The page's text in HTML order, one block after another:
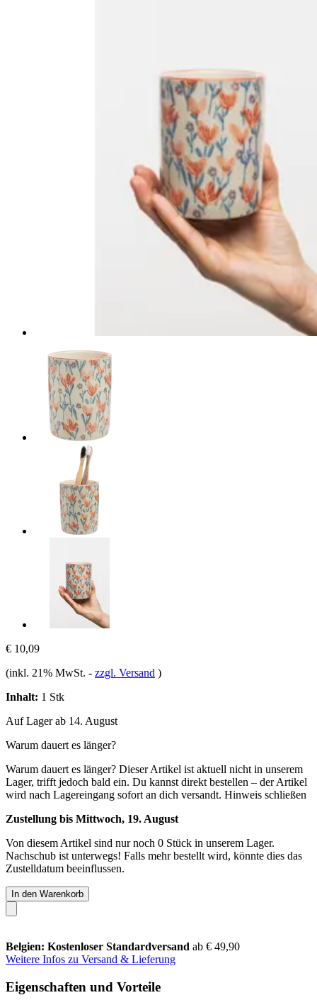
€ 10,09
(inkl. 21% MwSt. - zzgl. Versand )
Inhalt: 1 Stk
Auf Lager ab 14. August
Warum dauert es länger?
Warum dauert es länger? Dieser Artikel ist aktuell nicht in unserem
Lager, trifft jedoch bald ein. Du kannst direkt bestellen – der Artikel
wird nach Lagereingang sofort an dich versandt. Hinweis schließen
Zustellung bis Mittwoch, 19. August
Von diesem Artikel sind nur noch 0 Stück in unserem Lager.
Nachschub ist unterwegs! Falls mehr bestellt wird, könnte dies das
Zustelldatum beeinflussen.
In den Warenkorb
Belgien: Kostenloser Standardversand ab € 49,90
Weitere Infos zu Versand & Lieferung
Eigenschaften und Vorteile